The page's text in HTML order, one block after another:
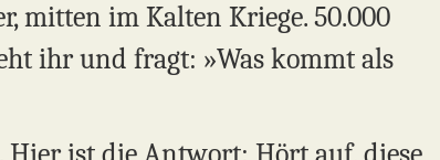
mitten im Kalten Kriege. 50.000
ihr und fragt: »Was kommt als